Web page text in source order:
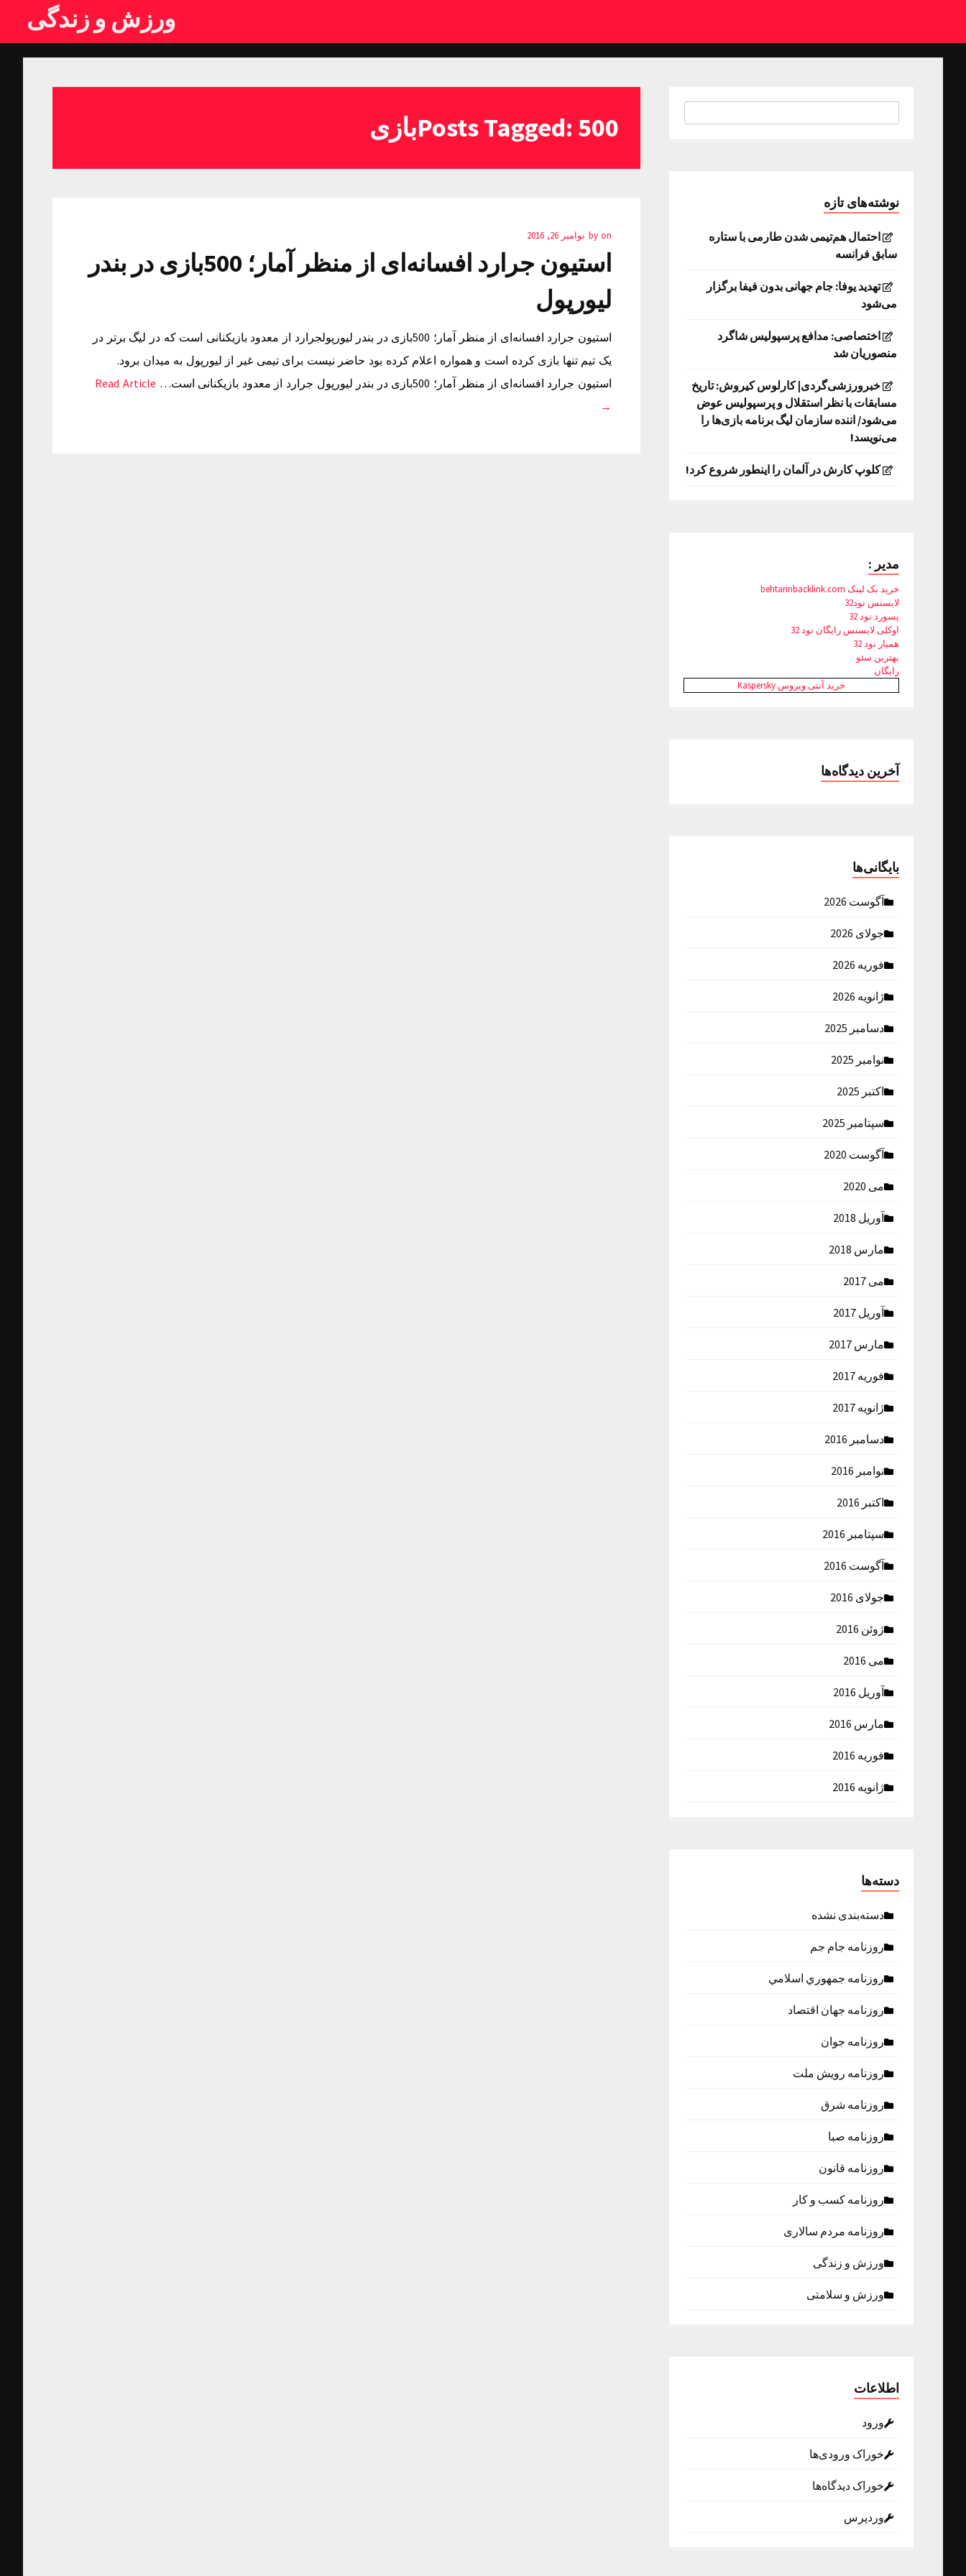
ورزش و زندگی
Posts Tagged: 500بازی
by on نوامبر 26, 2016
استیون جرارد افسانه‌ای از منظر آمار؛ 500بازی در بندر
لیورپول
استیون جرارد افسانه‌ای از منظر آمار؛ 500بازی در بندر لیورپولجرارد از معدود بازیکنانی است که در لیگ برتر در
یک تیم تنها بازی کرده است و همواره اعلام کرده بود حاضر نیست برای تیمی غیر از لیورپول به میدان برود.
استیون جرارد افسانه‌ای از منظر آمار؛ 500بازی در بندر لیورپول جرارد از معدود بازیکنانی است…
Read Article
→
نوشته‌های تازه
احتمال هم‌تیمی شدن طارمی با ستاره
سابق فرانسه
تهدید یوفا: جام جهانی بدون فیفا برگزار
می‌شود
اختصاصی: مدافع پرسپولیس شاگرد
منصوریان شد
خبرورزشی‌گردی| کارلوس کیروش: تاریخ
مسابقات با نظر استقلال و پرسپولیس عوض
می‌شود/ اننده سازمان لیگ برنامه بازی‌ها را
می‌نویسد!
کلوپ کارش در آلمان را اینطور شروع کرد!
مدیر :
خرید بک لینک behtarinbacklink.com
لایسنس نود32
پسورد نود 32
اوکلی لایسنس رایگان نود 32
همیار نود 32
بهترین سئو
رایگان
خرید آنتی ویروس Kaspersky
آخرین دیدگاه‌ها
بایگانی‌ها
آگوست 2026
جولای 2026
فوریه 2026
ژانویه 2026
دسامبر 2025
نوامبر 2025
اکتبر 2025
سپتامبر 2025
آگوست 2020
می 2020
آوریل 2018
مارس 2018
می 2017
آوریل 2017
مارس 2017
فوریه 2017
ژانویه 2017
دسامبر 2016
نوامبر 2016
اکتبر 2016
سپتامبر 2016
آگوست 2016
جولای 2016
ژوئن 2016
می 2016
آوریل 2016
مارس 2016
فوریه 2016
ژانویه 2016
دسته‌ها
دسته‌بندی نشده
روزنامه جام جم
روزنامه جمهوري اسلامي
روزنامه جهان اقتصاد
روزنامه جوان
روزنامه رویش ملت
روزنامه شرق
روزنامه صبا
روزنامه قانون
روزنامه كسب و كار
روزنامه مردم سالاری
ورزش و زندگی
ورزش و سلامتی
اطلاعات
ورود
خوراک ورودی‌ها
خوراک دیدگاه‌ها
وردپرس